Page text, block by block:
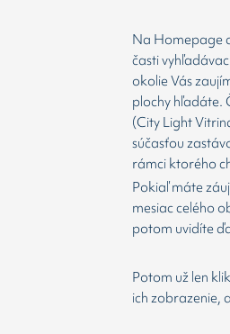
Na Homepage
časti
okolie Vás
plochy hľadáte.
(City Light
súčasťou
rámci ktorého
Pokiaľ máte
mesiac celého
potom uvidíte
Potom už len
ich zobrazenie,